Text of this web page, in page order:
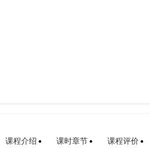
课程介绍 课时章节 课程评价